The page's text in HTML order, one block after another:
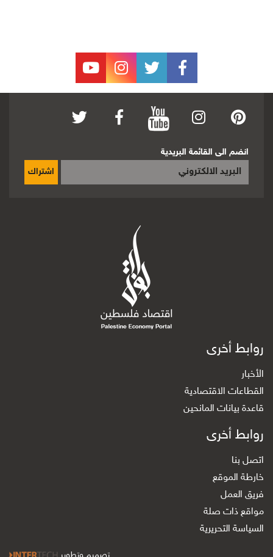
انضم الى القائمة البريدية
اشتراك
روابط أخرى
الأخبار
القطاعات الاقتصادية
قاعدة بيانات المانحين
روابط أخرى
اتصل بنا
خارطة الموقع
فريق العمل
مواقع ذات صلة
السياسة التحريرية